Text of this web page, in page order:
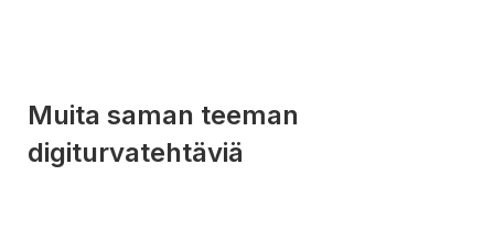
Muita saman teeman
digiturvatehtäviä